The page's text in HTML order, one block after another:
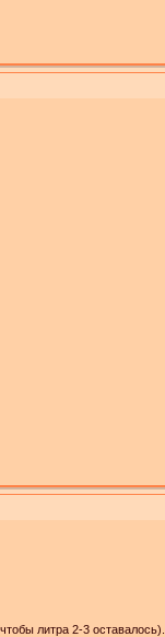
литра 2-3 оставалось).